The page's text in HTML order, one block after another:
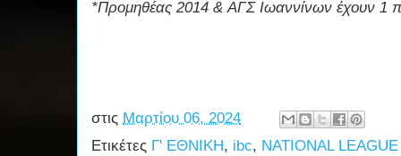
*Προμηθέας 2014 & ΑΓΣ Ιωαννίνων έχουν 1
στις Μαρτίου 06, 2024
Ετικέτες Γ' ΕΘΝΙΚΗ, ibc, NATIONAL